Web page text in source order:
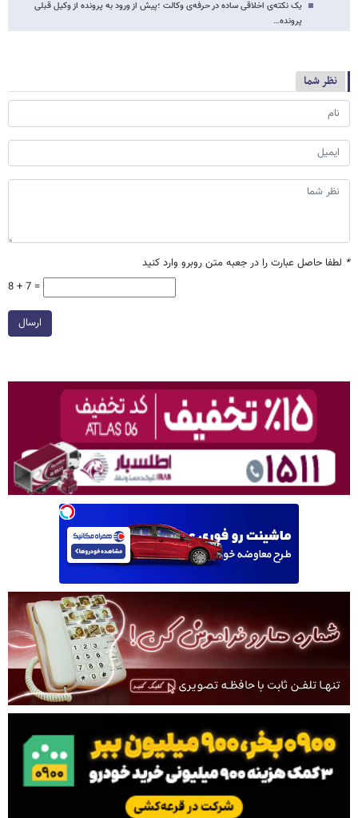
یک نکته‌ی اخلاقی ساده در حرفه‌ی وکالت ؛پیش از ورود به پرونده از وکیل قبلی
پرونده…
نظر شما
* لطفا حاصل عبارت را در جعبه متن روبرو وارد کنید
8 + 7 =
ارسال